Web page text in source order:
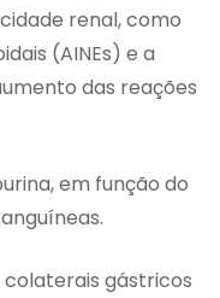
renal, como
(AINEs) e a
das reações
em função do
gástricos